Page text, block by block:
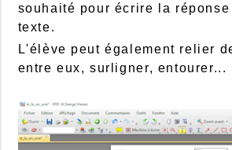
souhaité pour écrire la
texte.
L'élève peut également relier
entre eux, surligner, entourer...